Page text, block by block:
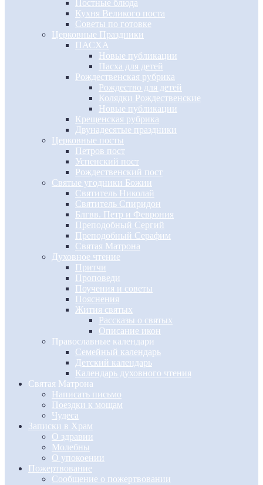
Постные блюда
Кухня Великого поста
Советы по готовке
Церковные Праздники
ПАСХА
Новые публикации
Пасха для детей
Рождественская рубрика
Рождество для детей
Колядки Рождественские
Новые публикации
Крещенская рубрика
Двунадесятые праздники
Церковные посты
Петров пост
Успенский пост
Рождественский пост
Святые угодники Божии
Святитель Николай
Святитель Спиридон
Блгвв. Петр и Феврония
Преподобный Сергий
Преподобный Серафим
Святая Матрона
Духовное чтение
Притчи
Проповеди
Поучения и советы
Пояснения
Жития святых
Рассказы о святых
Описание икон
Православные календари
Семейный календарь
Детский календарь
Календарь духовного чтения
Святая Матрона
Написать письмо
Поездки к мощам
Чудеса
Записки в Храм
О здравии
Молебны
О упокоении
Пожертвование
Сообщение о пожертвовании